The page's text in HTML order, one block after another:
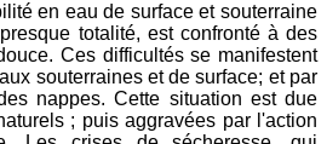
en eau de surface et souterraine
totalité, est confronté à des
Ces difficultés se manifestent
souterraines et de surface; et par
nappes. Cette situation est due
; puis aggravées par l'action